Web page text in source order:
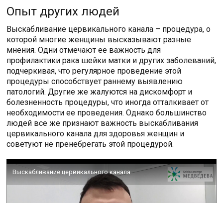
Опыт других людей
Выскабливание цервикального канала – процедура, о
которой многие женщины высказывают разные
мнения. Одни отмечают ее важность для
профилактики рака шейки матки и других заболеваний,
подчеркивая, что регулярное проведение этой
процедуры способствует раннему выявлению
патологий. Другие же жалуются на дискомфорт и
болезненность процедуры, что иногда отталкивает от
необходимости ее проведения. Однако большинство
людей все же признают важность выскабливания
цервикального канала для здоровья женщин и
советуют не пренебрегать этой процедурой.
Выскабливание цервикального канала